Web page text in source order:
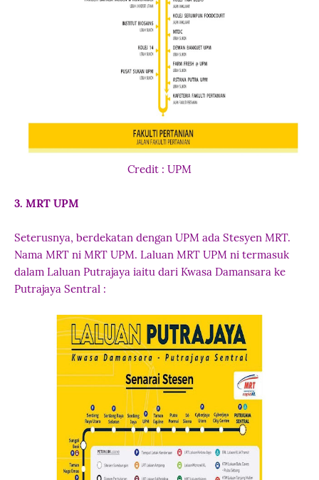
Credit : UPM
3. MRT UPM
Seterusnya, berdekatan dengan UPM ada Stesyen MRT.
Nama MRT ni MRT UPM. Laluan MRT UPM ni termasuk
dalam Laluan Putrajaya iaitu dari Kwasa Damansara ke
Putrajaya Sentral :